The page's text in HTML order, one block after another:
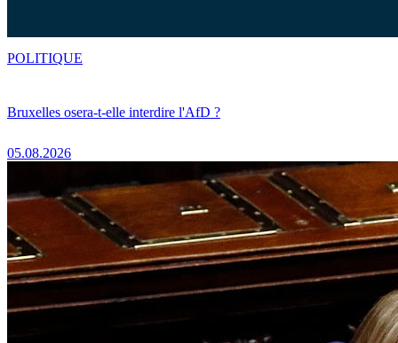
Bruxelles osera-t-elle interdire l'AfD ?
05.08.2026
POLITIQUE